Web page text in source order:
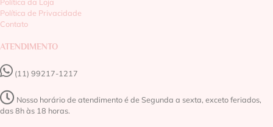
Política de Privacidade
Contato
ATENDIMENTO
(11) 99217-1217‬
Nosso horário de atendimento é de Segunda a sexta, exceto feriados,
das 8h às 18 horas.